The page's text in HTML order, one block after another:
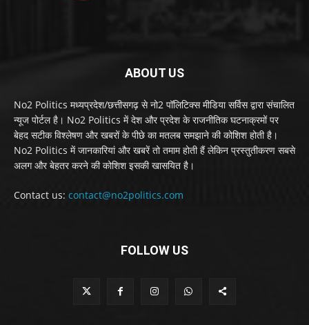
ABOUT US
No2 Politics मध्यप्रदेश/छत्तीसगढ़ से नो2 पॉलिटिक्स मीडिया सर्विस द्वारा संचालित
न्यूज पोर्टल है। No2 Politics में देश और प्रदेश के राजनीतिक घटनाक्रमों पर
बेहद सटीक विश्लेषण और खबरों के पीछे का मतलब समझाने की कोशिश होती है।
No2 Politics में जानकारियां और खबरें तो तमाम होती हैं लेकिन प्रस्तुतीकरण सबसे
अलग और बेहतर करने की कोशिश इसकी खासयित है।
Contact us: contact@no2politics.com
FOLLOW US